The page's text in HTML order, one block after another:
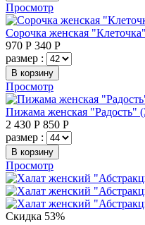
Просмотр
Сорочка женская
970 Р 340 Р
размер :
В корзину
Просмотр
Пижама женская "Радость"
2 430 Р 850 Р
размер :
В корзину
Просмотр
Скидка 53%